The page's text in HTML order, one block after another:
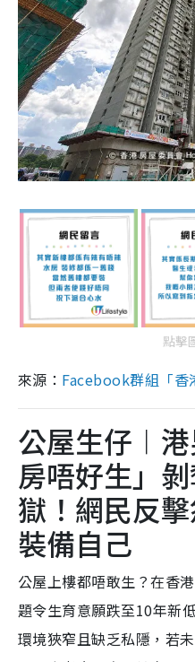
點擊
來源： Facebook群組「香
公屋生仔︱
房唔好生」
獄！網民反
裝備自己
公屋上樓都唔敢生？在香
題令生育意願跌至10年新
環境狹窄且缺乏私隱，若